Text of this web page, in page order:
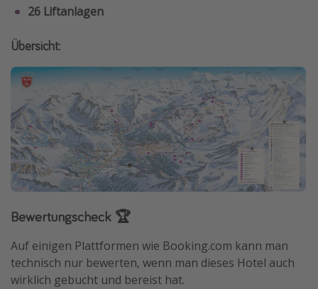
26 Liftanlagen
Übersicht:
Bewertungscheck 🏆
Auf einigen Plattformen wie Booking.com kann man
technisch nur bewerten, wenn man dieses Hotel auch
wirklich gebucht und bereist hat.